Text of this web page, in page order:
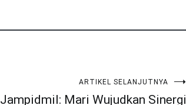
ARTIKEL SELANJUTNYA
Jampidmil: Mari Wujudkan Sinergi